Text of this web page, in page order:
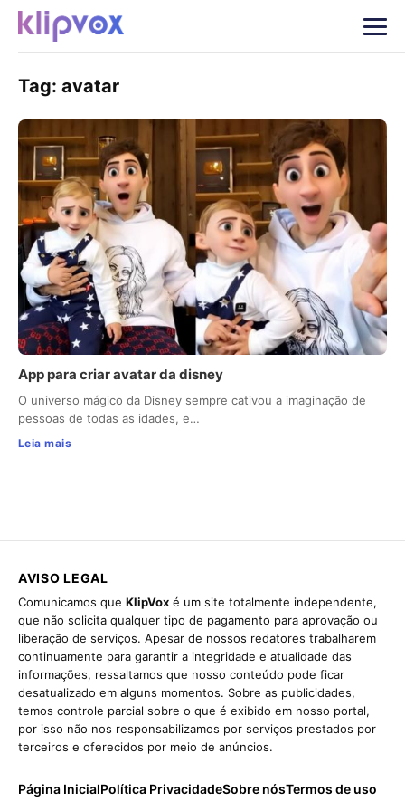
Tag: avatar
App para criar avatar da disney
O universo mágico da Disney sempre cativou a imaginação de
pessoas de todas as idades, e…
Leia mais
AVISO LEGAL
Comunicamos que KlipVox é um site totalmente independente,
que não solicita qualquer tipo de pagamento para aprovação ou
liberação de serviços. Apesar de nossos redatores trabalharem
continuamente para garantir a integridade e atualidade das
informações, ressaltamos que nosso conteúdo pode ficar
desatualizado em alguns momentos. Sobre as publicidades,
temos controle parcial sobre o que é exibido em nosso portal,
por isso não nos responsabilizamos por serviços prestados por
terceiros e oferecidos por meio de anúncios.
Página InicialPolítica PrivacidadeSobre nósTermos de uso